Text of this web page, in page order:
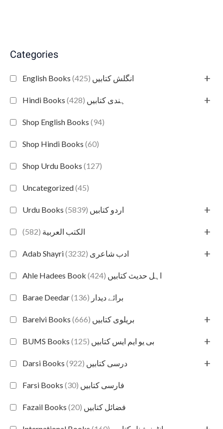
Categories
English Books انگلش کتابیں (425) +
Hindi Books ہندی کتابیں (428) +
Shop English Books (94)
Shop Hindi Books (60)
Shop Urdu Books (127)
Uncategorized(45)
Urdu Books اردو کتابیں (5839) +
الكتب العربية (582) +
Adab Shayri ادب شاعری (3232) +
Ahle Hadees Book اہل حدیث کتابیں (424)
Barae Deedar برائے دیدار (136)
Barelvi Books بریلوی کتابیں (666) +
BUMS Books بی یو ایم ایس کتابیں (125) +
Darsi Books درسی کتابیں (922) +
Farsi Books فارسی کتابیں (30)
Fazail Books فضائل کتابیں (20)